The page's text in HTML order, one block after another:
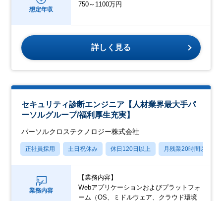
想定年収
750～1100万円
詳しく見る
セキュリティ診断エンジニア【人材業界最大手パ
ーソルグループ/福利厚生充実】
パーソルクロステクノロジー株式会社
正社員採用 土日祝休み 休日120日以上 月残業20時間以内
業務内容
【業務内容】
Webアプリケーションおよびプラットフォ
ーム（OS、ミドルウェア、クラウド環境